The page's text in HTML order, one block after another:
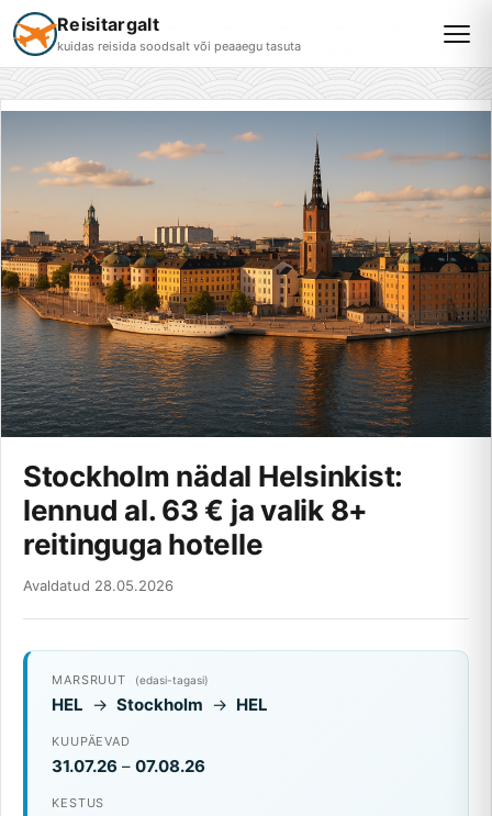
Reisitargalt
kuidas reisida soodsalt või peaaegu tasuta
Stockholm nädal Helsinkist:
lennud al. 63 € ja valik 8+
reitinguga hotelle
Avaldatud 28.05.2026
MARSRUUT (edasi-tagasi)
HEL → Stockholm → HEL
KUUPÄEVAD
31.07.26 – 07.08.26
KESTUS